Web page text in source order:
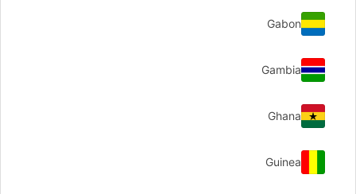
Gabon
Gambia
Ghana
Guinea